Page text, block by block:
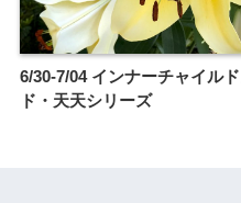
6/30-7/04 インナーチャイル
ド・天天シリーズ